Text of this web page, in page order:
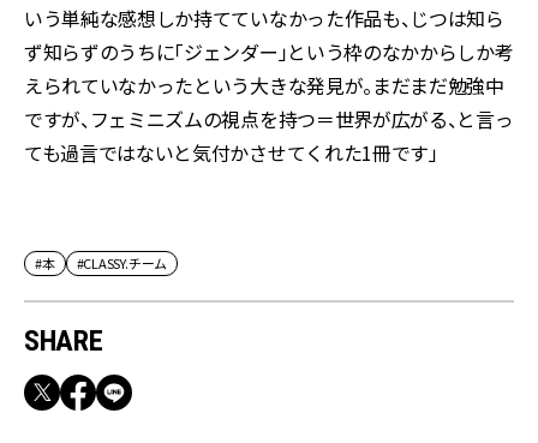
いう単純な感想しか持てていなかった作品も、じつは知ら
ず知らずのうちに「ジェンダー」という枠のなかからしか考
えられていなかったという大きな発見が。まだまだ勉強中
ですが、フェミニズムの視点を持つ＝世界が広がる、と言っ
ても過言ではないと気付かさせてくれた1冊です」
#本 #CLASSY.チーム
SHARE